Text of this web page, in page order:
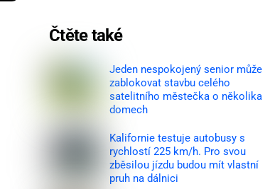
Čtěte také
Jeden nespokojený senior může
zablokovat stavbu celého
satelitního městečka o několika
domech
Kalifornie testuje autobusy s
rychlostí 225 km/h. Pro svou
zběsilou jízdu budou mít vlastní
pruh na dálnici